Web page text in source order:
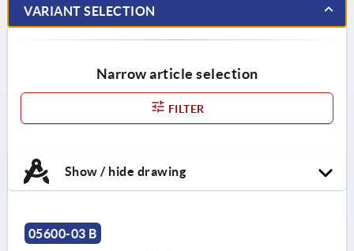
VARIANT SELECTION
Narrow article selection
FILTER
Show / hide drawing
05600-03 B